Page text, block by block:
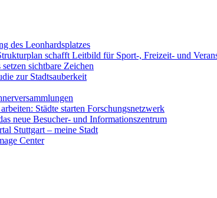
des Leonhards­platzes
schafft Leitbild für Sport-, Freizeit- und
sichtbare Zeichen
zur Stadtsauberkeit
Städte starten Forschungsnetzwerk
neue Besucher- und Informationszentrum
Stuttgart – meine Stadt
Center